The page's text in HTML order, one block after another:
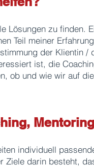
Lösungen zu finden.
Teil meiner
der Klientin /
ist, die
ob und wie wir auf
individuell
Ziele darin besteht,